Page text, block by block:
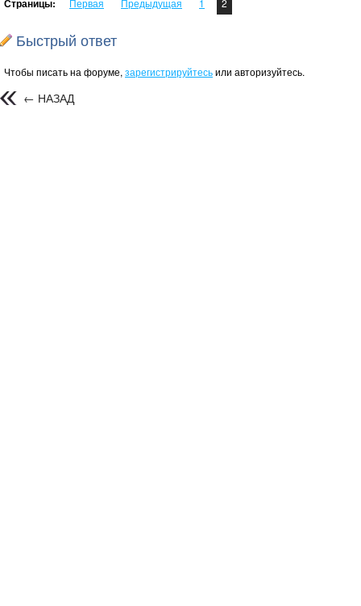
Страницы: Первая Предыдущая 1 2
Быстрый ответ
Чтобы писать на форуме, зарегистрируйтесьили авторизуйтесь.
← НАЗАД